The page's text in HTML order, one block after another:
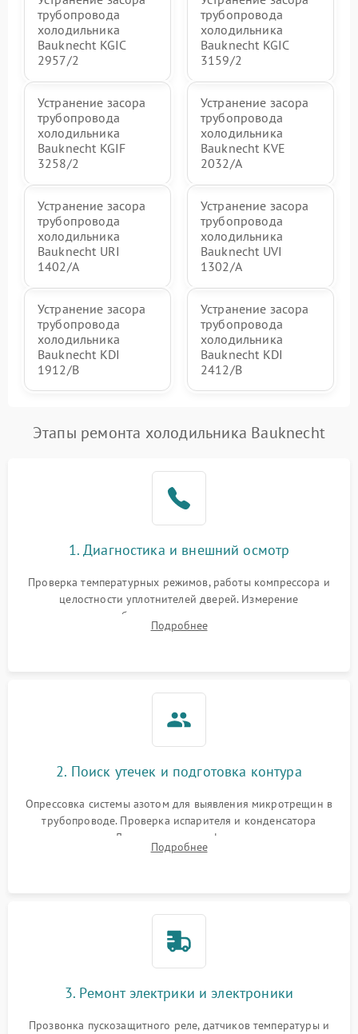
трубопровода
холодильника
Bauknecht KGIC
2957/2
трубопровода
холодильника
Bauknecht KGIC
3159/2
Устранение засора
трубопровода
холодильника
Bauknecht KGIF
3258/2
Устранение засора
трубопровода
холодильника
Bauknecht KVE
2032/A
Устранение засора
трубопровода
холодильника
Bauknecht URI
1402/A
Устранение засора
трубопровода
холодильника
Bauknecht UVI
1302/A
Устранение засора
трубопровода
холодильника
Bauknecht KDI
1912/B
Устранение засора
трубопровода
холодильника
Bauknecht KDI
2412/B
Этапы ремонта холодильника Bauknecht
1. Диагностика и внешний осмотр
Проверка температурных режимов, работы компрессора и
целостности уплотнителей дверей. Измерение
сопротивления обмоток мотора, проверка термостата и
считывание кодов ошибок с электронного дисплея.
Подробнее
2. Поиск утечек и подготовка контура
Опрессовка системы азотом для выявления микротрещин в
трубопроводе. Проверка испарителя и конденсатора
течеискателем. Демонтаж старого фильтра-осушителя и
продувка капиллярной трубки для устранения засоров.
Подробнее
3. Ремонт электрики и электроники
Прозвонка пускозащитного реле, датчиков температуры и